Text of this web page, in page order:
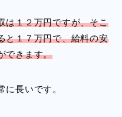
は１２万円ですが、そこ
と１７万円で、給料の安
できます。
長いです。